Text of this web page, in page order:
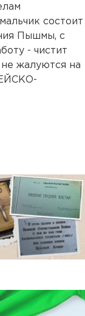
состоит
Пышмы, с
- чистит
жалуются на